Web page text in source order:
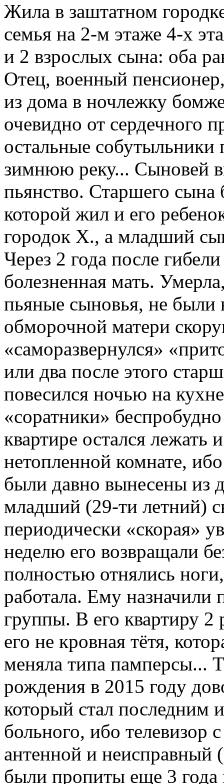
Жила в заштатном
семья на 2-м этаже 4-х
и 2 взрослых сына: оба
Отец, военный
из дома в ночлежку
очевидно от сердечного
остальные
зимнюю реку... Сыновей
пьянство. Старшего сына
которой жил и его
городок Х., а младший
Через 2 года после
болезненная мать.
пьяные сыновья, не были
обморочной матери
«саморазвернулся»
или два после этого
повесился ночью на
«соратники»
квартире остался лежать
нетопленной комнате,
были давно вынесены из
младший (29-ти летний)
периодически «скорая»
неделю его возвращали
полностью отнялись
работала. Ему назначили
группы. В его квартиру 2
его не кровная тётя,
меняла типа памперсы...
рождения в 2015 году
который стал последним
больного, ибо телевизор
антенной и неисправный
были пропиты еще 3 года